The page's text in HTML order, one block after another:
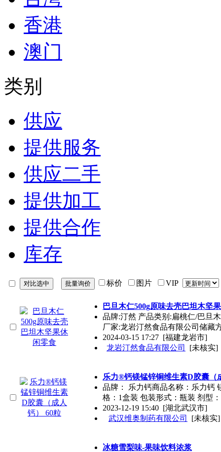
香港
澳门
类别
供应
提供服务
供应二手
提供加工
提供合作
库存
标价 图片 VIP
巴旦木仁500g原味去壳巴坦木坚
品牌:汀然 产品类别:扁桃仁/巴旦
厂家:龙岩汀然食品有限公司储藏
2024-03-15 17:27 [福建龙岩市]
龙岩汀然食品有限公司
[未核实]
乐力®钙镁锰锌铜维生素D胶囊（
品牌： 乐力钙商品名称：乐力钙
格：1盒装 包装形式：瓶装 剂型
2023-12-19 15:40 [湖北武汉市]
武汉维奥制药有限公司
[未核实]
冰糖雪梨味-果味饮料浓浆